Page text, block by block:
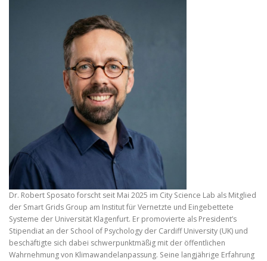
Dr. Robert Sposato forscht seit Mai 2025 im City Science Lab als Mitglied
der Smart Grids Group am Institut für Vernetzte und Eingebettete
Systeme der Universität Klagenfurt. Er promovierte als President’s
Stipendiat an der School of Psychology der Cardiff University (UK) und
beschäftigte sich dabei schwerpunktmäßig mit der öffentlichen
Wahrnehmung von Klimawandelanpassung. Seine langjährige Erfahrung